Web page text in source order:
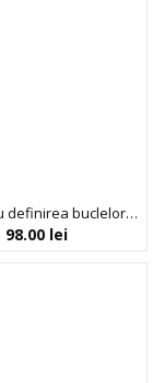
Unt pentru definirea buclelor, cu ulei de rozmarin si biotina, Curling Butter, Umberto Giannini, 300 ml
98.00 lei